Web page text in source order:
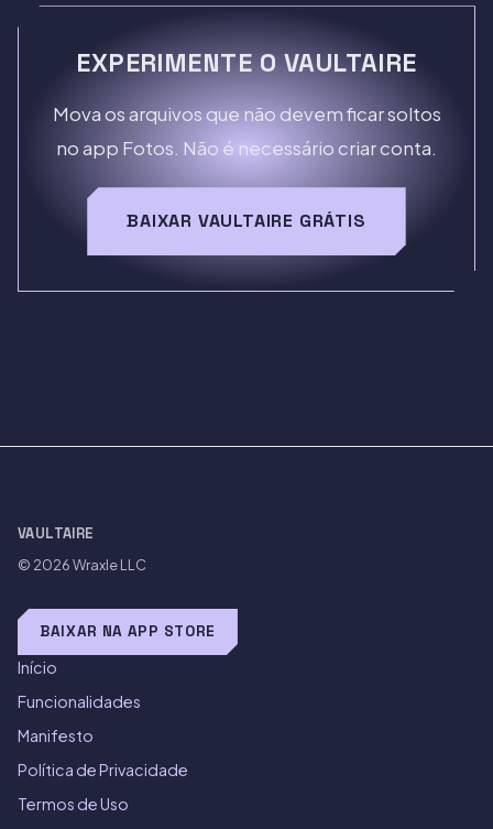
EXPERIMENTE O VAULTAIRE
Mova os arquivos que não devem ficar soltos
no app Fotos. Não é necessário criar conta.
BAIXAR VAULTAIRE GRÁTIS
VAULTAIRE
© 2026Wraxle LLC
BAIXAR NA APP STORE
Início
Funcionalidades
Manifesto
Política de Privacidade
Termos de Uso